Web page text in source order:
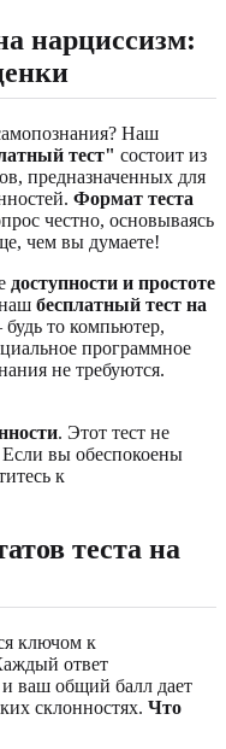
нарциссизм:
Наш
тест" состоит из
предназначенных для
Формат теста
честно, основываясь
чем вы думаете!
доступности и простоте
бесплатный тест на
то компьютер,
программное
не требуются.
. Этот тест не
Если вы обеспокоены
к
теста на
ключом к
ответ
и ваш общий балл дает
склонностях. Что